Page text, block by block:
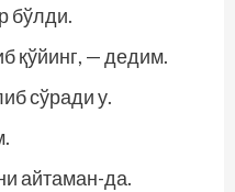
бўлди.
қўйинг, — дедим.
сўради у.
айтаман-да.